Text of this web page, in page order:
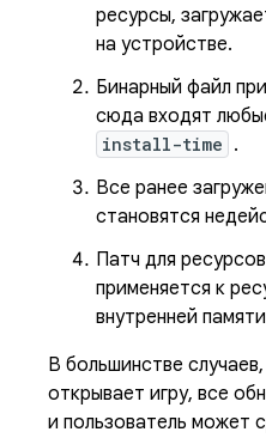
ресурсы,
на устройстве.
Бинарный файл
сюда входят
install-time .
Все ранее
становятся
Патч для
применяется к
внутренней
В большинстве
открывает игру, все
и пользователь может